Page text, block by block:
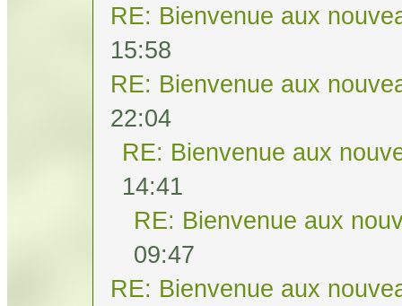
RE: Bienvenue aux
15:58
RE: Bienvenue aux
22:04
RE: Bienvenue aux
14:41
RE: Bienvenue aux
09:47
RE: Bienvenue aux